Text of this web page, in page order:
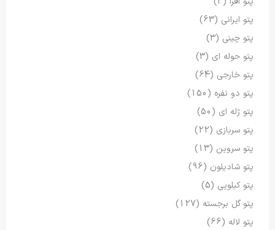
پتو ایرانی (63)
پتو چینی (3)
پتو حوله ای (3)
پتو خارجی (64)
پتو دو نفره (150)
پتو ژله ای (50)
پتو سربازی (22)
پتو سروین (13)
پتو شادیلون (96)
پتو کیلویی (5)
پتو گل برجسته (127)
پتو لاله (66)